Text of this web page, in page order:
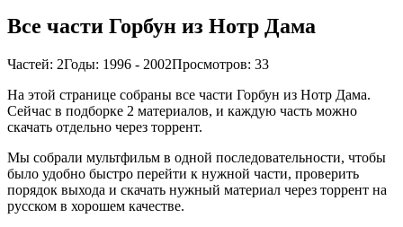
Все части Горбун из Нотр Дама
Частей: 2Годы: 1996 - 2002Просмотров: 33
На этой странице собраны все части Горбун из Нотр Дама.
Сейчас в подборке 2 материалов, и каждую часть можно
скачать отдельно через торрент.
Мы собрали мультфильм в одной последовательности, чтобы
было удобно быстро перейти к нужной части, проверить
порядок выхода и скачать нужный материал через торрент на
русском в хорошем качестве.